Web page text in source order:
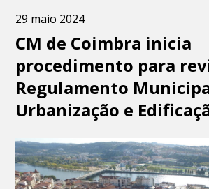
29 maio 2024
CM de Coimbra inicia
procedimento para
Regulamento
Urbanização e